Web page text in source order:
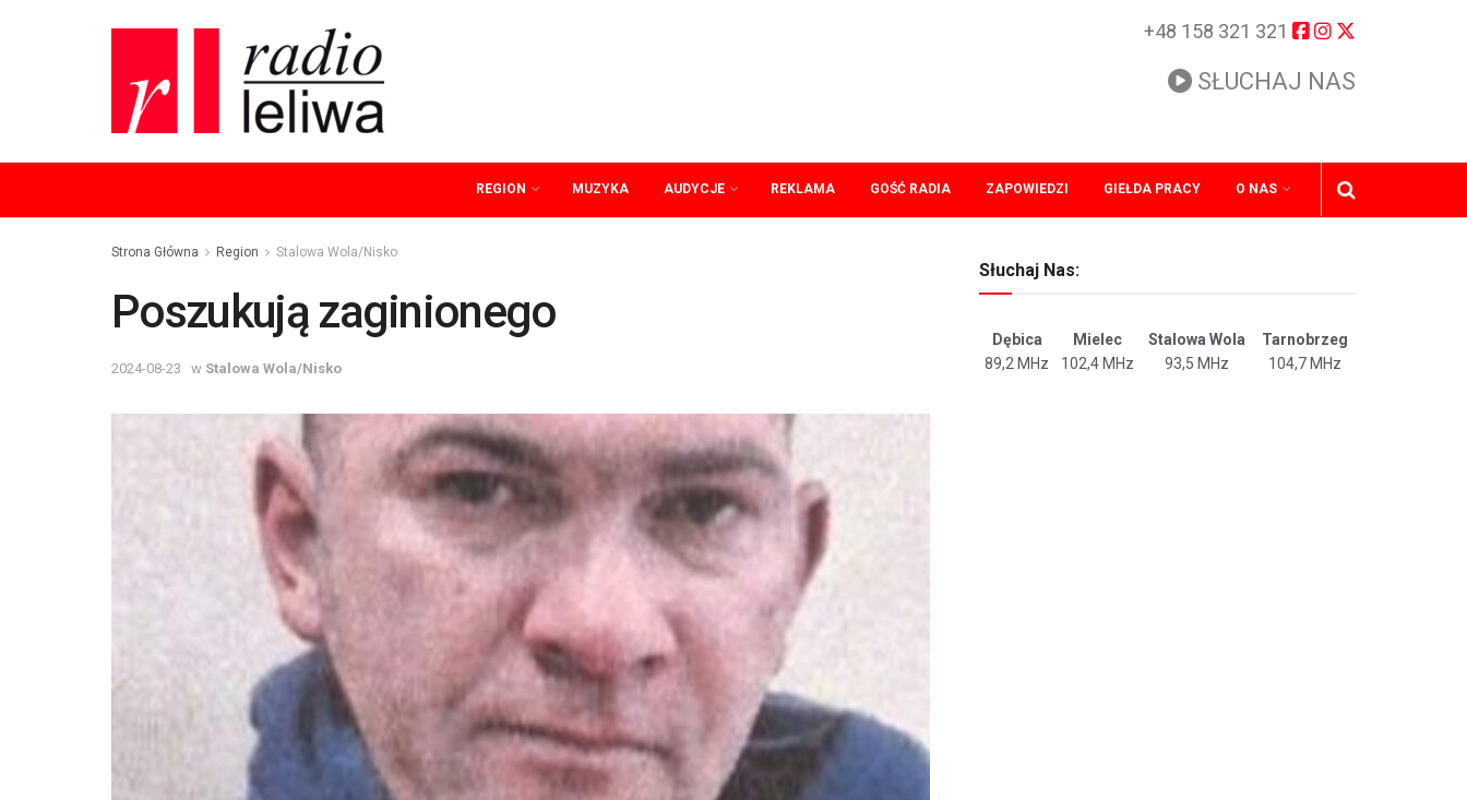
+48 158 321 321
SŁUCHAJ NAS
REGION MUZYKA AUDYCJE REKLAMA GOŚĆ RADIA ZAPOWIEDZI GIEŁDA PRACY O NAS
Strona Główna Region Stalowa Wola/Nisko
Poszukują zaginionego
2024-08-23 w Stalowa Wola/Nisko
Słuchaj Nas:
Dębica Mielec Stalowa Wola
Tarnobrzeg
89,2 MHz
102,4 MHz 93,5 MHz 104,7 MHz